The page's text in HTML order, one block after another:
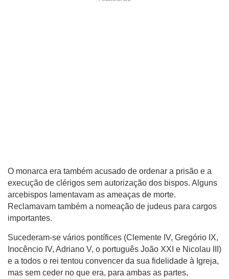
O monarca era também acusado de ordenar a prisão e a
execução de clérigos sem autorização dos bispos. Alguns
arcebispos lamentavam as ameaças de morte.
Reclamavam também a nomeação de judeus para cargos
importantes.
Sucederam-se vários pontífices (Clemente IV, Gregório IX,
Inocêncio IV, Adriano V, o português João XXI e Nicolau III)
e a todos o rei tentou convencer da sua fidelidade à Igreja,
mas sem ceder no que era, para ambas as partes,